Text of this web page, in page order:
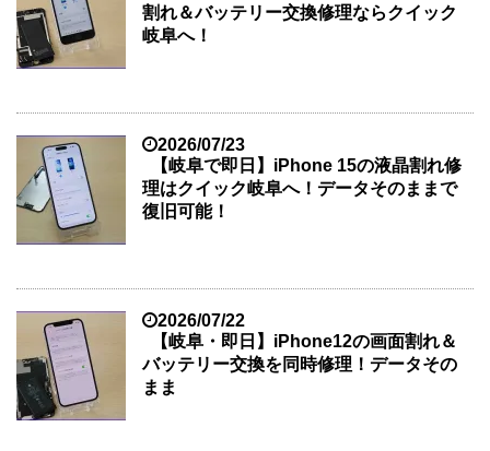
割れ＆バッテリー交換修理ならクイック
岐阜へ！
2026/07/23
【岐阜で即日】iPhone 15の液晶割れ修
理はクイック岐阜へ！データそのままで
復旧可能！
2026/07/22
【岐阜・即日】iPhone12の画面割れ＆
バッテリー交換を同時修理！データその
まま